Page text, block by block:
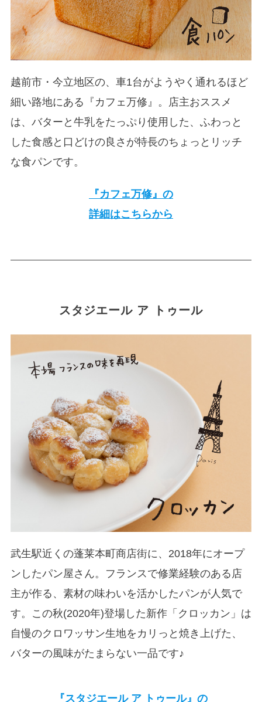
越前市・今立地区の、車1台がようやく通れるほど
細い路地にある『カフェ万修』。店主おススメ
は、バターと牛乳をたっぷり使用した、ふわっと
した食感と口どけの良さが特長のちょっとリッチ
な食パンです。
『カフェ万修』の
詳細はこちらから
スタジエール ア トゥール
武生駅近くの蓬莱本町商店街に、2018年にオープ
ンしたパン屋さん。フランスで修業経験のある店
主が作る、素材の味わいを活かしたパンが人気で
す。この秋(2020年)登場した新作「クロッカン」は
自慢のクロワッサン生地をカリっと焼き上げた、
バターの風味がたまらない一品です♪
『スタジエール ア トゥール』の